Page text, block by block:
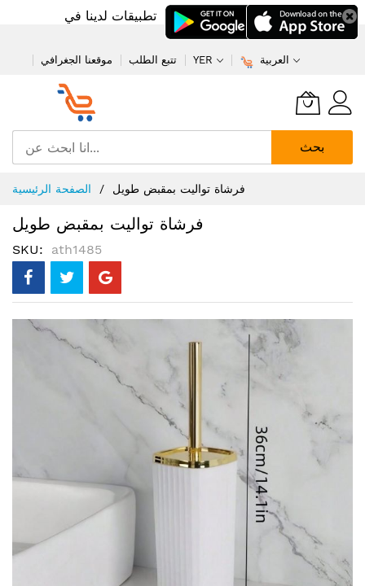
تطبيقات لدينا في
موقعنا الجغرافي تتبع الطلب YER العربية
بحث
إلى
المحتوى
الصفحة الرئيسية فرشاة تواليت بمقبض طويل
فرشاة تواليت بمقبض طويل
SKU ath1485
انتقل